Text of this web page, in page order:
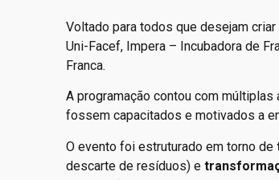
Voltado para todos que desejam
Uni-Facef, Impera – Incubadora de
Franca.
A programação contou com
fossem capacitados e motivados a
O evento foi estruturado em torno de
descarte de resíduos) e